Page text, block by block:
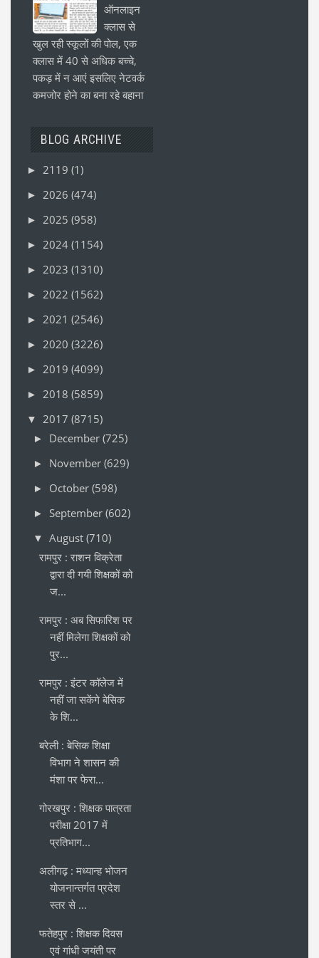
ऑनलाइन
क्लास से
खुल रही स्कूलों की पोल, एक
क्लास में 40 से अधिक बच्चे,
पकड़ में न आएं इसलिए नेटवर्क
कमजोर होने का बना रहे बहाना
BLOG ARCHIVE
► 2119 (1)
► 2026 (474)
► 2025 (958)
► 2024 (1154)
► 2023 (1310)
► 2022 (1562)
► 2021 (2546)
► 2020 (3226)
► 2019 (4099)
► 2018 (5859)
▼ 2017 (8715)
► December (725)
► November (629)
► October (598)
► September (602)
▼ August (710)
रामपुर : राशन विक्रेता
द्वारा दी गयी शिक्षकों को
ज...
रामपुर : अब सिफारिश पर
नहीं मिलेगा शिक्षकों को
पुर...
रामपुर : इंटर कॉलेज में
नहीं जा सकेंगे बेसिक
के शि...
बरेली : बेसिक शिक्षा
विभाग ने शासन की
मंशा पर फेरा...
गोरखपुर : शिक्षक पात्रता
परीक्षा 2017 में
प्रतिभाग...
अलीगढ़ : मध्यान्ह भोजन
योजनान्तर्गत प्रदेश
स्तर से ...
फतेहपुर : शिक्षक दिवस
एवं गांधी जयंती पर